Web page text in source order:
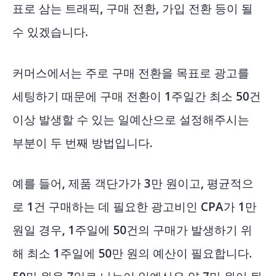
표로 삼는 트래픽, 구매 전환, 가입 전환 등이 될
수 있겠습니다.
커머스에서는 주로 구매 전환을 목표로 광고를
세팅하기 때문에 구매 전환이 1주일간 최소 50건
이상 발생할 수 있는 일예산으로 설정해주시는
부분이 두 번째 방법입니다.
예를 들어, 제품 객단가가 3만 원이고, 평균적으
로 1건 구매하는 데 필요한 광고비인 CPA가 1만
원일 경우, 1주일에 50건의 구매가 발생하기 위
해 최소 1주일에 50만 원의 예산이 필요합니다.